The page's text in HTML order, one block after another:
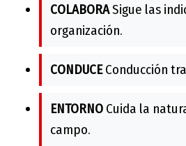
COLABORASigue las
organización.
CONDUCEConducción
ENTORNO Cuida la
campo.